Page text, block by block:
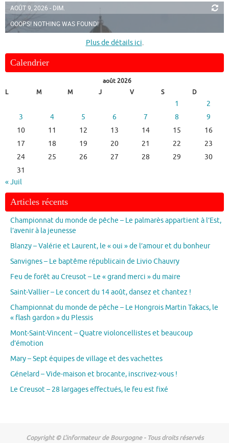
AOÛT 9, 2026 - DIM.
OOOPS! NOTHING WAS FOUND!
Plus de détails ici.
Calendrier
août 2026
L
M M J V S D
1
2
3
4 5 6 7 8
9
10
11 12 13 14 15
16
17
18 19 20 21 22
23
24
25 26 27 28 29
30
31
« Juil
Articles récents
Championnat du monde de pêche – Le palmarès appartient à l’Est,
l’avenir à la jeunesse
Blanzy – Valérie et Laurent, le « oui » de l’amour et du bonheur
Sanvignes – Le baptême républicain de Livio Chauvry
Feu de forêt au Creusot – Le « grand merci » du maire
Saint-Vallier – Le concert du 14 août, dansez et chantez !
Championnat du monde de pêche – Le Hongrois Martin Takacs, le
« flash gardon » du Plessis
Mont-Saint-Vincent – Quatre violoncellistes et beaucoup
d’émotion
Mary – Sept équipes de village et des vachettes
Génelard – Vide-maison et brocante, inscrivez-vous !
Le Creusot – 28 largages effectués, le feu est fixé
Copyright © L'informateur de Bourgogne - Tous droits réservés